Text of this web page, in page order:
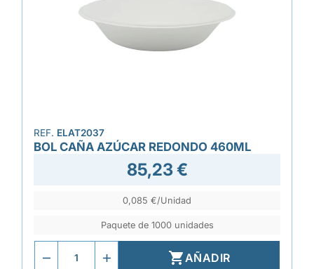
REF. ELAT2037
BOL CAÑA AZÚCAR REDONDO 460ML
85,23 €
0,085 €/Unidad
Paquete de 1000 unidades
AÑADIR